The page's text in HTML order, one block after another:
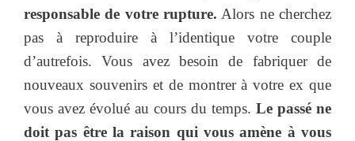
responsable de votre rupture. Alors ne cherchez
pas à reproduire à l’identique votre couple
d’autrefois. Vous avez besoin de fabriquer de
nouveaux souvenirs et de montrer à votre ex que
vous avez évolué au cours du temps. Le passé ne
doit pas être la raison qui vous amène à vous